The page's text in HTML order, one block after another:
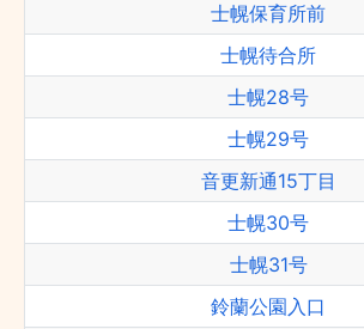
士幌保育所前
士幌待合所
士幌28号
士幌29号
音更新通15丁目
士幌30号
士幌31号
鈴蘭公園入口